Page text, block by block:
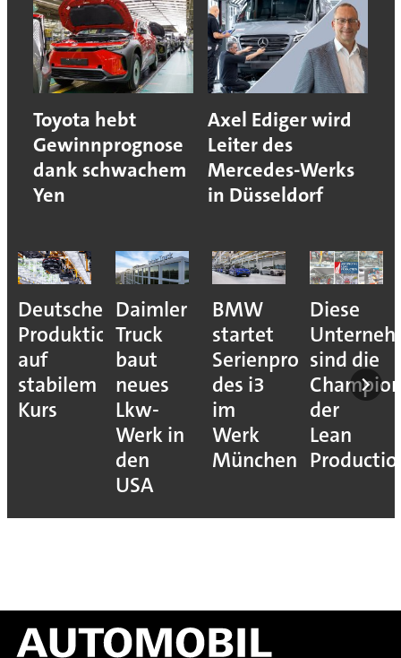
Toyota hebt
Gewinnprognose
dank schwachem
Yen
Axel Ediger wird
Leiter des
Mercedes-Werks
in Düsseldorf
Deutsche
Produktion
auf
stabilem
Kurs
Daimler
Truck
baut
neues
Lkw-
Werk in
den
USA
BMW
startet
Serienproduktion
des i3
im
Werk
München
Diese
sind die
der
Lean